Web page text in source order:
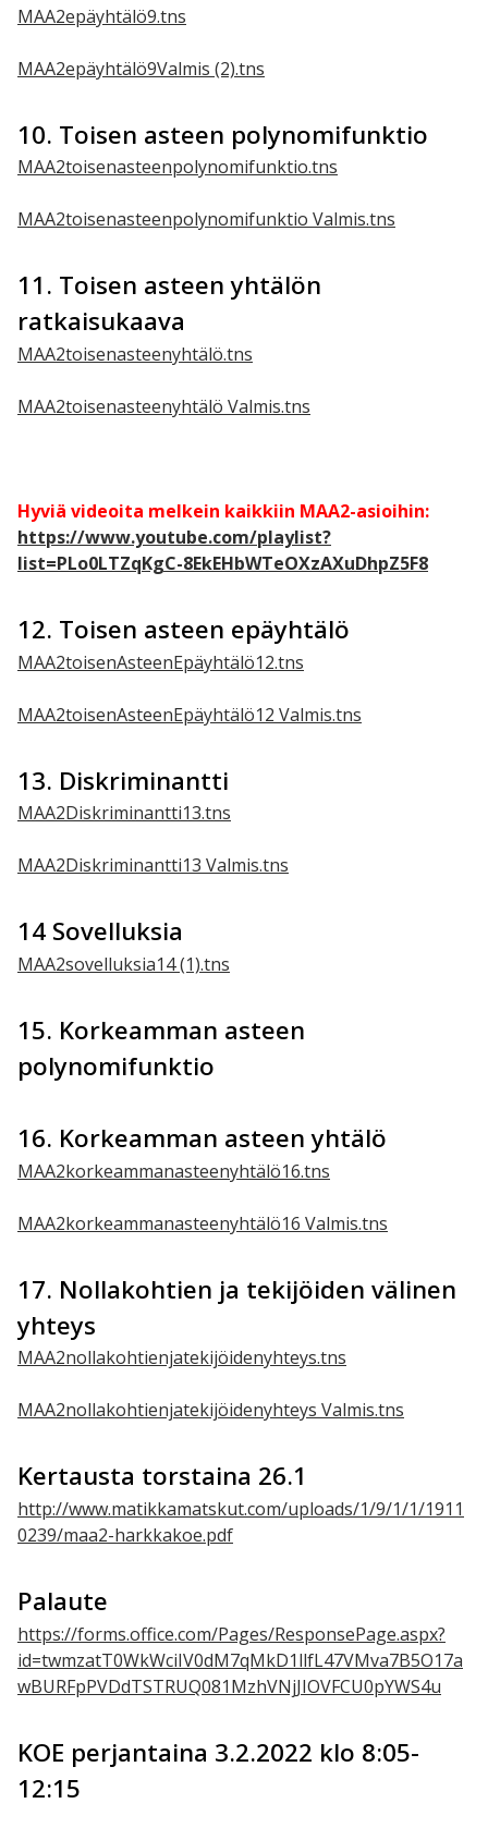
MAA2epäyhtälö9.tns
MAA2epäyhtälö9Valmis (2).tns
10. Toisen asteen polynomifunktio
MAA2toisenasteenpolynomifunktio.tns
MAA2toisenasteenpolynomifunktio Valmis.tns
11. Toisen asteen yhtälön
ratkaisukaava
MAA2toisenasteenyhtälö.tns
MAA2toisenasteenyhtälö Valmis.tns
Hyviä videoita melkein kaikkiin MAA2-asioihin:
https://www.youtube.com/playlist?
list=PLo0LTZqKgC-8EkEHbWTeOXzAXuDhpZ5F8
12. Toisen asteen epäyhtälö
MAA2toisenAsteenEpäyhtälö12.tns
MAA2toisenAsteenEpäyhtälö12 Valmis.tns
13. Diskriminantti
MAA2Diskriminantti13.tns
MAA2Diskriminantti13 Valmis.tns
14 Sovelluksia
MAA2sovelluksia14 (1).tns
15. Korkeamman asteen
polynomifunktio
16. Korkeamman asteen yhtälö
MAA2korkeammanasteenyhtälö16.tns
MAA2korkeammanasteenyhtälö16 Valmis.tns
17. Nollakohtien ja tekijöiden välinen
yhteys
MAA2nollakohtienjatekijöidenyhteys.tns
MAA2nollakohtienjatekijöidenyhteys Valmis.tns
Kertausta torstaina 26.1
http://www.matikkamatskut.com/uploads/1/9/1/1/1911
0239/maa2-harkkakoe.pdf
Palaute
https://forms.office.com/Pages/ResponsePage.aspx?
id=twmzatT0WkWciIV0dM7qMkD1llfL47VMva7B5O17a
wBURFpPVDdTSTRUQ081MzhVNjJIOVFCU0pYWS4u
KOE perjantaina 3.2.2022 klo 8:05-
12:15